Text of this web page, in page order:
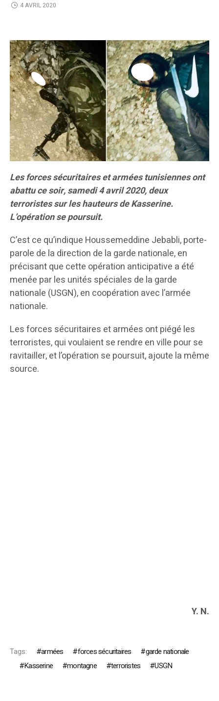
4 AVRIL 2020
Les forces sécuritaires et armées tunisiennes ont
abattu ce soir, samedi 4 avril 2020, deux
terroristes sur les hauteurs de Kasserine.
L’opération se poursuit.
C’est ce qu’indique Houssemeddine Jebabli, porte-
parole de la direction de la garde nationale, en
précisant que cette opération anticipative a été
menée par les unités spéciales de la garde
nationale (USGN), en coopération avec l’armée
nationale.
Les forces sécuritaires et armées ont piégé les
terroristes, qui voulaient se rendre en ville pour se
ravitailler, et l’opération se poursuit, ajoute la même
source.
Y. N.
Tags: armées forces sécuritaires
garde nationale
Kasserine
montagne terroristes USGN